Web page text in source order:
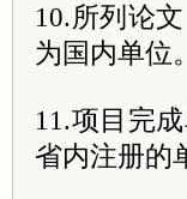
10.所列论
为国内单位。
11.项目完
省内注册的